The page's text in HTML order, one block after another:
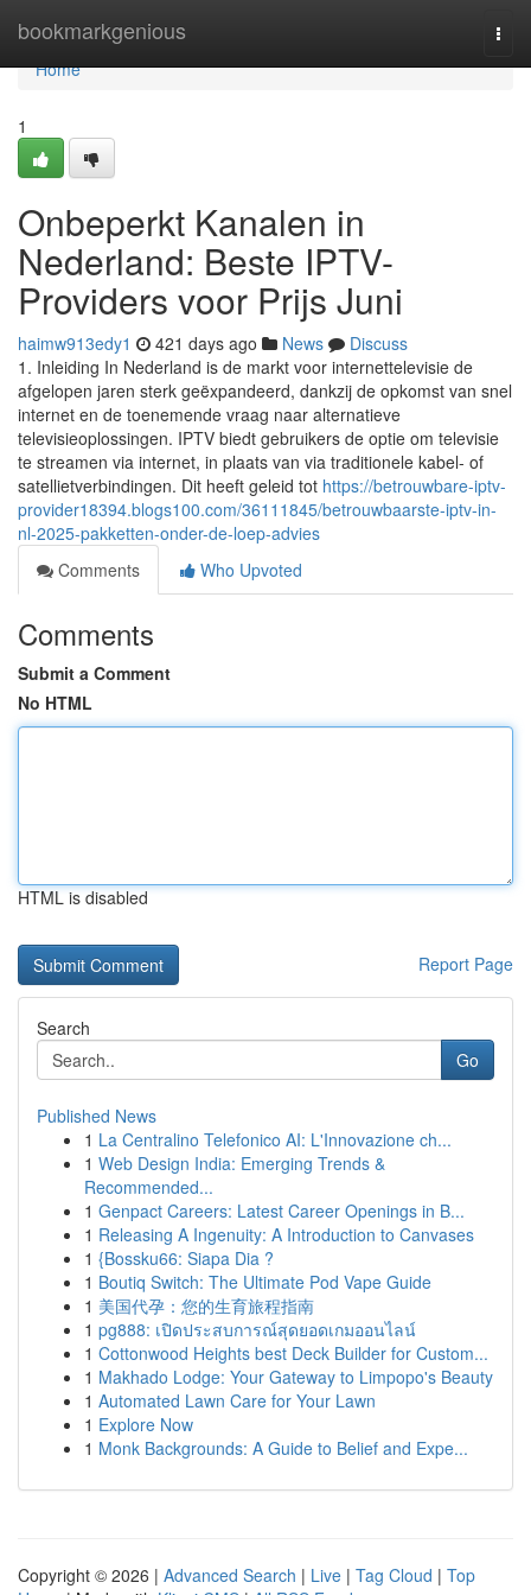
bookmarkgenious
Home
Home
1
Onbeperkt Kanalen in
Nederland: Beste IPTV-
Providers voor Prijs Juni
haimw913edy1 421 days ago News
Discuss
1. Inleiding In Nederland is de markt voor internettelevisie de
afgelopen jaren sterk geëxpandeerd, dankzij de opkomst van snel
internet en de toenemende vraag naar alternatieve
televisieoplossingen. IPTV biedt gebruikers de optie om televisie
te streamen via internet, in plaats van via traditionele kabel- of
satellietverbindingen. Dit heeft geleid tot https://betrouwbare-iptv-
provider18394.blogs100.com/36111845/betrouwbaarste-iptv-in-
nl-2025-pakketten-onder-de-loep-advies
Comments
Who Upvoted
Comments
Submit a Comment
No HTML
HTML is disabled
Report Page
Search
Go
Published News
1 La Centralino Telefonico AI: L'Innovazione ch...
1 Web Design India: Emerging Trends &
Recommended...
1 Genpact Careers: Latest Career Openings in B...
1 Releasing A Ingenuity: A Introduction to Canvases
1 {Bossku66: Siapa Dia ?
1 Boutiq Switch: The Ultimate Pod Vape Guide
1 美国代孕：您的生育旅程指南
1 pg888: เปิดประสบการณ์สุดยอดเกมออนไลน์
1 Cottonwood Heights best Deck Builder for Custom...
1 Makhado Lodge: Your Gateway to Limpopo's Beauty
1 Automated Lawn Care for Your Lawn
1 Explore Now
1 Monk Backgrounds: A Guide to Belief and Expe...
Copyright © 2026 | Advanced Search | Live | Tag Cloud | Top